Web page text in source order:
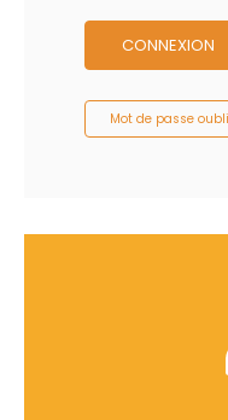
CONNEXION
Mot de passe